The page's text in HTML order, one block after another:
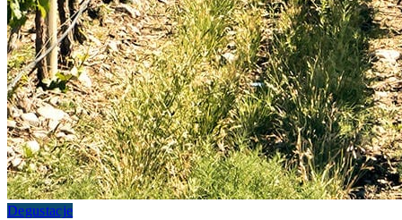
Degustacje